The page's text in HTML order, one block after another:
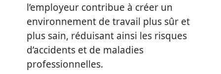
l’employeur contribue à créer un
environnement de travail plus sûr et
plus sain, réduisant ainsi les risques
d’accidents et de maladies
professionnelles.